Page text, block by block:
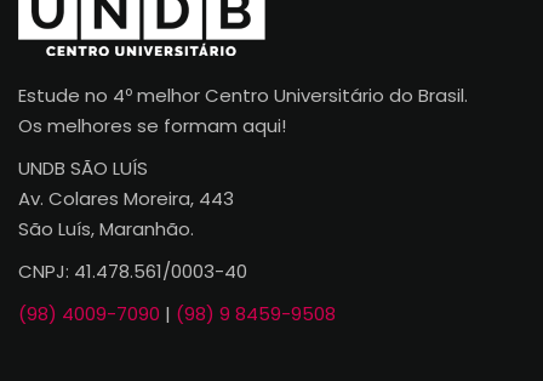
Estude no 4º melhor Centro Universitário do Brasil.
Os melhores se formam aqui!
UNDB SÃO LUÍS
Av. Colares Moreira, 443
São Luís, Maranhão.
CNPJ: 41.478.561/0003-40
(98) 4009-7090 | (98) 9 8459-9508